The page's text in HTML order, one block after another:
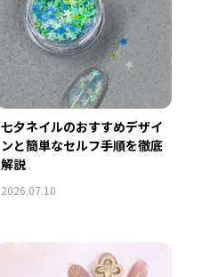
七夕ネイルのおすすめデザイ
ンと簡単なセルフ手順を徹底
解説
2026.07.10